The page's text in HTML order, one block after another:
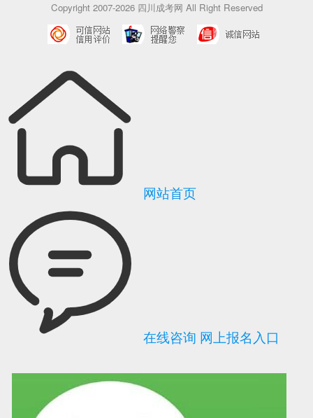
Copyright 2007-2026 四川成考网 All Right Reserved
可信网站信用评 网络警察提醒你 诚信网站
网站首页
在线咨询 网上报名入口